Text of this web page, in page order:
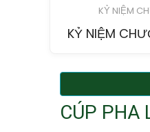
KỶ NIỆM
KỶ NIỆM
KỶ NIỆM
KỶ NIỆM
KỶ NIỆM
KỶ NIỆM
KỶ NIỆM
CÚP PHA